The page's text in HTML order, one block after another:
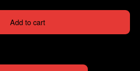
Add to cart